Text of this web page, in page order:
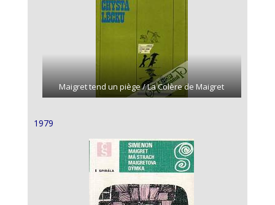
Maigret tend un piège / La Colère de Maigret
1979